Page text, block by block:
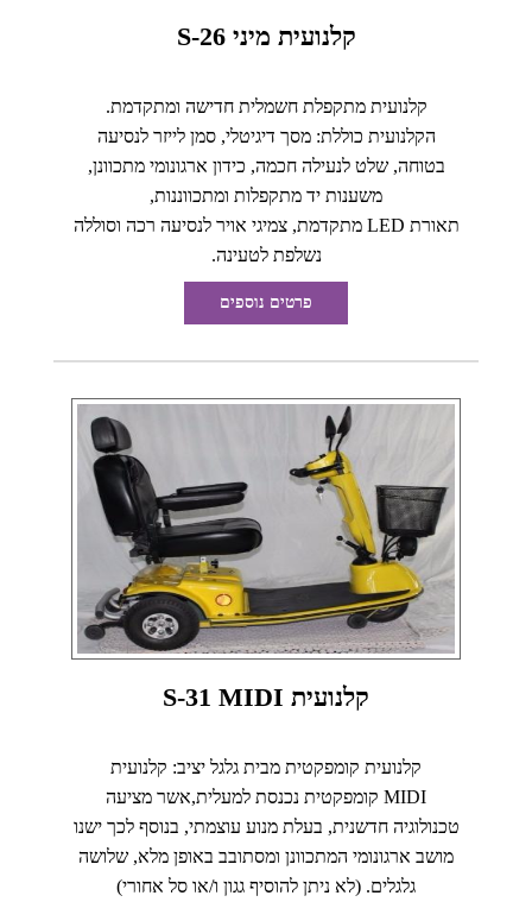
קלנועית מיני S-26
קלנועית מתקפלת חשמלית חדישה ומתקדמת.
הקלנועית כוללת: מסך דיגיטלי, סמן לייזר לנסיעה
בטוחה, שלט לנעילה חכמה, כידון ארגונומי מתכוונן,
משענות יד מתקפלות ומתכווננות,
תאורת LED מתקדמת, צמיגי אויר לנסיעה רכה וסוללה
נשלפת לטעינה.
פרטים נוספים
קלנועית S-31 MIDI
קלנועית קומפקטית מבית גלגל יציב: קלנועית
MIDI קומפקטית נכנסת למעלית,אשר מציעה
טכנולוגיה חדשנית, בעלת מנוע עוצמתי, בנוסף לכך ישנו
מושב ארגונומי המתכוונן ומסתובב באופן מלא, שלושה
גלגלים. (לא ניתן להוסיף גגון ו/או סל אחורי)